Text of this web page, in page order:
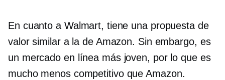
En cuanto a Walmart, tiene una propuesta de
valor similar a la de Amazon. Sin embargo, es
un mercado en línea más joven, por lo que es
mucho menos competitivo que Amazon.